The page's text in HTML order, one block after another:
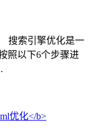
搜索引擎优化是一
照以下6个步骤进